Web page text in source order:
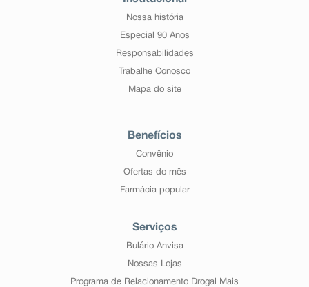
Nossa história
Especial 90 Anos
Responsabilidades
Trabalhe Conosco
Mapa do site
Benefícios
Convênio
Ofertas do mês
Farmácia popular
Serviços
Bulário Anvisa
Nossas Lojas
Programa de Relacionamento Drogal Mais